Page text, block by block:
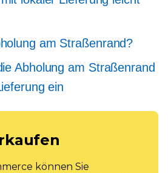
am Straßenrand?
Abholung am Straßenrand
ein
können Sie